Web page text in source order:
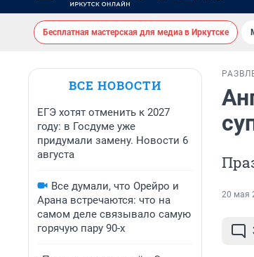
Бесплатная мастерская для медиа в Иркутске
ВСЕ НОВОСТИ
ЕГЭ хотят отменить к 2027
году: в Госдуме уже
придумали замену. Новости 6
августа
Все думали, что Орейро и
Арана встречаются: что на
самом деле связывало самую
горячую пару 90-х
20 мая